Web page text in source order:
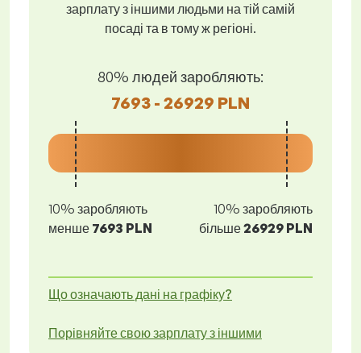
зарплату з іншими людьми на тій самій
посаді та в тому ж регіоні.
80% людей заробляють:
7693 - 26929 PLN
10% заробляють
менше 7693 PLN
10% заробляють
більше26929 PLN
Що означають дані на графіку?
Порівняйте свою зарплату з іншими